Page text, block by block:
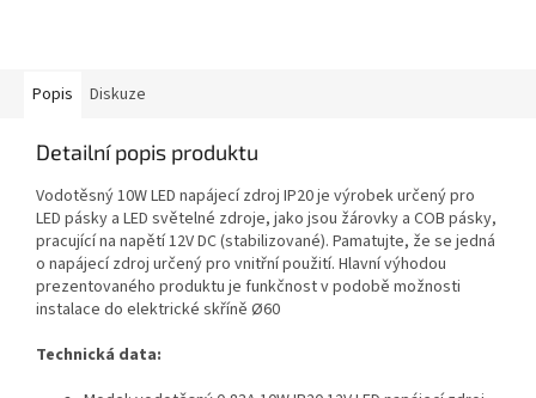
Popis Diskuze
Detailní popis produktu
Vodotěsný 10W LED napájecí zdroj IP20 je výrobek určený pro
LED pásky a LED světelné zdroje, jako jsou žárovky a COB pásky,
pracující na napětí 12V DC (stabilizované). Pamatujte, že se jedná
o napájecí zdroj určený pro vnitřní použití. Hlavní výhodou
prezentovaného produktu je funkčnost v podobě možnosti
instalace do elektrické skříně Ø60
Technická data: